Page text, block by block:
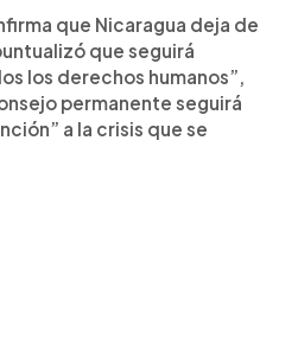
que Nicaragua deja de
que seguirá
los derechos humanos”,
permanente seguirá
a la crisis que se